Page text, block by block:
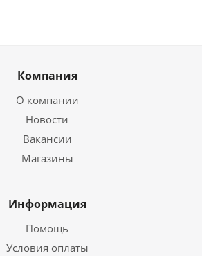
Компания
О компании
Новости
Вакансии
Магазины
Информация
Помощь
Условия оплаты